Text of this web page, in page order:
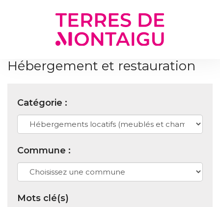
Hébergement et restauration
Catégorie :
Commune :
Mots clé(s)